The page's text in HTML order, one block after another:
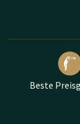
Beste